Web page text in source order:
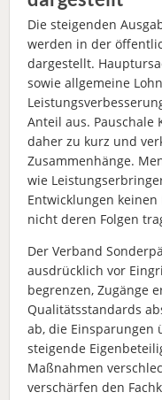
Die steigenden
werden in der
dargestellt.
sowie allgemeine
Anteil aus.
daher zu kurz und
Zusammenhänge.
wie
Entwicklungen
nicht deren Folgen
Der Verband
ausdrücklich vor
begrenzen, Zugänge
Qualitätsstandards
ab, die Einsparungen
steigende
Maßnahmen
verschärfen den